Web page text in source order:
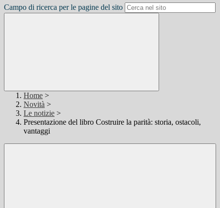
Campo di ricerca per le pagine del sito
Home >
Novità >
Le notizie >
Presentazione del libro Costruire la parità: storia, ostacoli,
vantaggi